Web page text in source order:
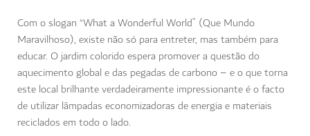
Com o slogan “What a Wonderful World” (Que Mundo
Maravilhoso), existe não só para entreter, mas também para
educar. O jardim colorido espera promover a questão do
aquecimento global e das pegadas de carbono – e o que torna
este local brilhante verdadeiramente impressionante é o facto
de utilizar lâmpadas economizadoras de energia e materiais
reciclados em todo o lado.